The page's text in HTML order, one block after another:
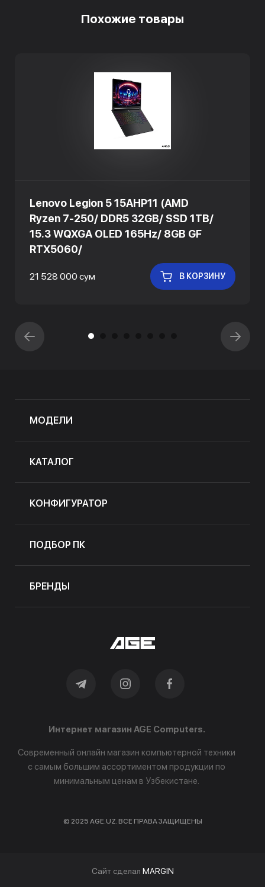
Похожие товары
Lenovo Legion 5 15AHP11 (AMD
Ryzen 7-250/ DDR5 32GB/ SSD 1TB/
15.3 WQXGA OLED 165Hz/ 8GB GF
RTX5060/
21 528 000 сум В КОРЗИНУ
МОДЕЛИ
КАТАЛОГ
КОНФИГУРАТОР
ПОДБОР ПК
БРЕНДЫ
Интернет магазин AGE Computers.
Современный онлайн магазин компьютерной техники
с самым большим ассортиментом продукции по
минимальным ценам в Узбекистане.
© 2025 AGE.UZ. ВСЕ ПРАВА ЗАЩИЩЕНЫ
Cайт сделал MARGIN